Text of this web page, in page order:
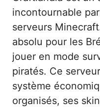
incontournable
serveurs
absolu pour les
jouer en mode
piratés. Ce
système
organisés, ses